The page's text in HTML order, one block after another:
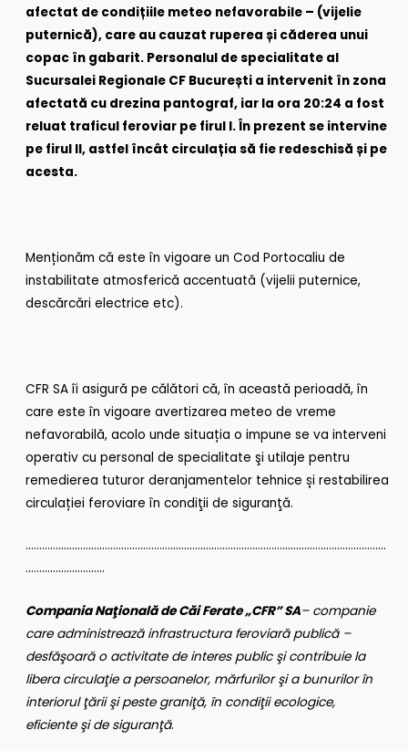
afectat de condițiile meteo nefavorabile – (vijelie
puternică), care au cauzat ruperea și căderea unui
copac în gabarit. Personalul de specialitate al
Sucursalei Regionale CF București a intervenit în zona
afectată cu drezina pantograf, iar la ora 20:24 a fost
reluat traficul feroviar pe firul I. În prezent se intervine
pe firul II, astfel încât circulația să fie redeschisă și pe
acesta.
Menționăm că este în vigoare un Cod Portocaliu de
instabilitate atmosferică accentuată (vijelii puternice,
descărcări electrice etc).
CFR SA îi asigură pe călători că, în această perioadă, în
care este în vigoare avertizarea meteo de vreme
nefavorabilă, acolo unde situația o impune se va interveni
operativ cu personal de specialitate şi utilaje pentru
remedierea tuturor deranjamentelor tehnice și restabilirea
circulației feroviare în condiţii de siguranţă.
……………………………………………………………………………………………………………………
………………………..
Compania Naţională de Căi Ferate „CFR” SA– companie
care administrează infrastructura feroviară publică –
desfăşoară o activitate de interes public şi contribuie la
libera circulaţie a persoanelor, mărfurilor şi a bunurilor în
interiorul ţării şi peste graniţă, în condiţii ecologice,
eficiente şi de siguranţă.